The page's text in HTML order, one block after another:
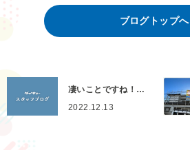
ブログトップへ
凄いことですね！…
2022.12.13